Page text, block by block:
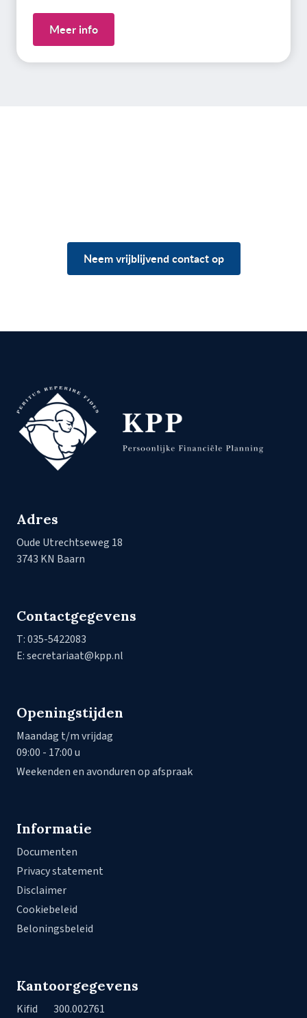
Meer info
Neem vrijblijvend contact op
Adres
Oude Utrechtseweg 18
3743 KN Baarn
Contactgegevens
T: 035-5422083
E: secretariaat@kpp.nl
Openingstijden
Maandag t/m vrijdag
09:00 - 17:00 u
Weekenden en avonduren op afspraak
Informatie
Documenten
Privacy statement
Disclaimer
Cookiebeleid
Beloningsbeleid
Kantoorgegevens
Kifid
300.002761